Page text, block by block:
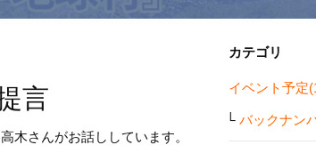
言
木さんがお話ししています。
カテゴリ
イベント予定
バックナン